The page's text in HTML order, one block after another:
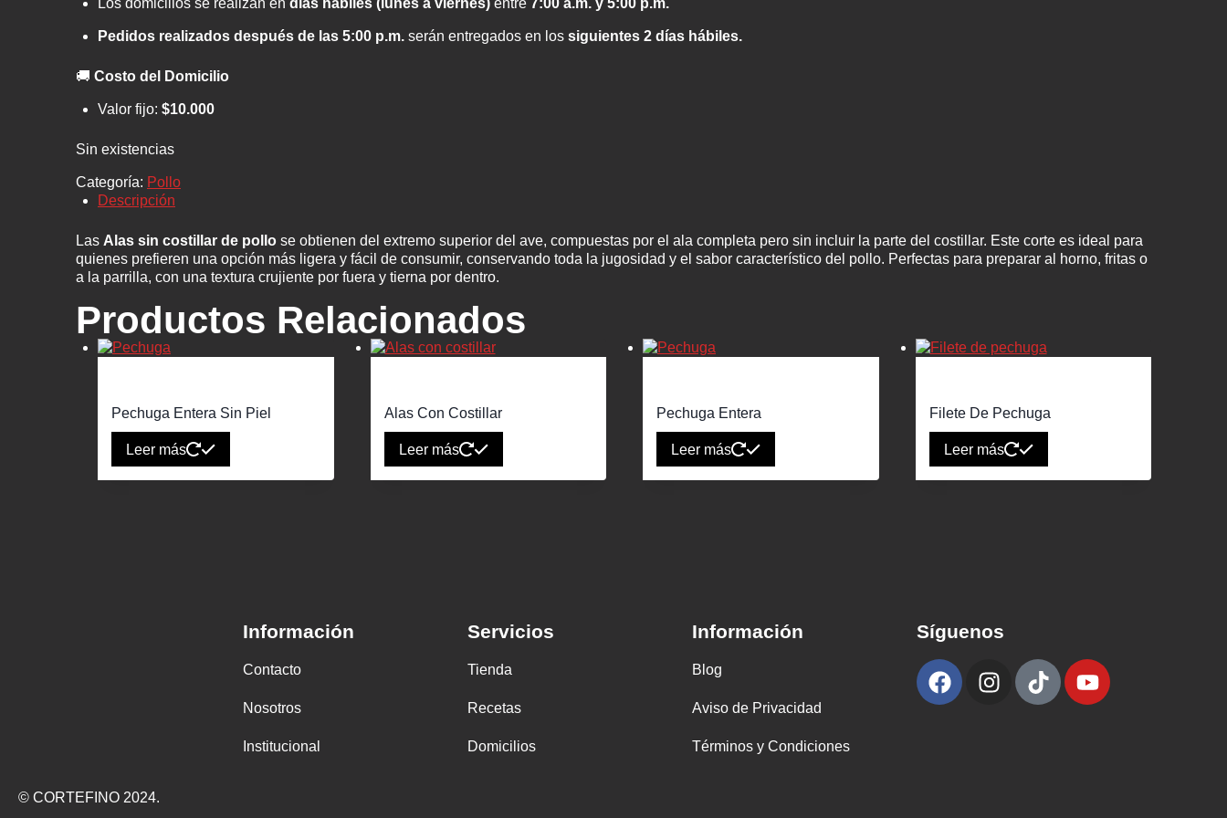
Los domicilios se realizan en días hábiles (lunes a viernes) entre 7:00 a.m. y 5:00 p.m.
Pedidos realizados después de las 5:00 p.m. serán entregados en los siguientes 2 días hábiles.
🚚 Costo del Domicilio
Valor fijo: $10.000
Sin existencias
Categoría: Pollo
Descripción
Las Alas sin costillar de pollo se obtienen del extremo superior del ave, compuestas por el ala completa pero sin incluir la parte del costillar. Este corte es ideal para
quienes prefieren una opción más ligera y fácil de consumir, conservando toda la jugosidad y el sabor característico del pollo. Perfectas para preparar al horno, fritas o
a la parrilla, con una textura crujiente por fuera y tierna por dentro.
Productos Relacionados
Pechuga Entera Sin Piel
Leer más
Alas Con Costillar
Leer más
Pechuga Entera
Leer más
Filete De Pechuga
Leer más
Información
Contacto
Nosotros
Institucional
Servicios
Tienda
Recetas
Domicilios
Información
Blog
Aviso de Privacidad
Términos y Condiciones
Síguenos
© CORTEFINO 2024.